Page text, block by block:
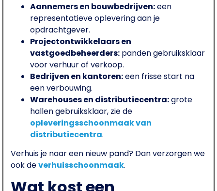
Aannemers en bouwbedrijven:een
representatieve oplevering aan je
opdrachtgever.
Projectontwikkelaars en
vastgoedbeheerders: panden gebruiksklaar
voor verhuur of verkoop.
Bedrijven en kantoren:een frisse start na
een verbouwing.
Warehouses en distributiecentra:grote
hallen gebruiksklaar, zie de
opleveringsschoonmaak van
distributiecentra.
Verhuis je naar een nieuw pand? Dan verzorgen we
ook deverhuisschoonmaak.